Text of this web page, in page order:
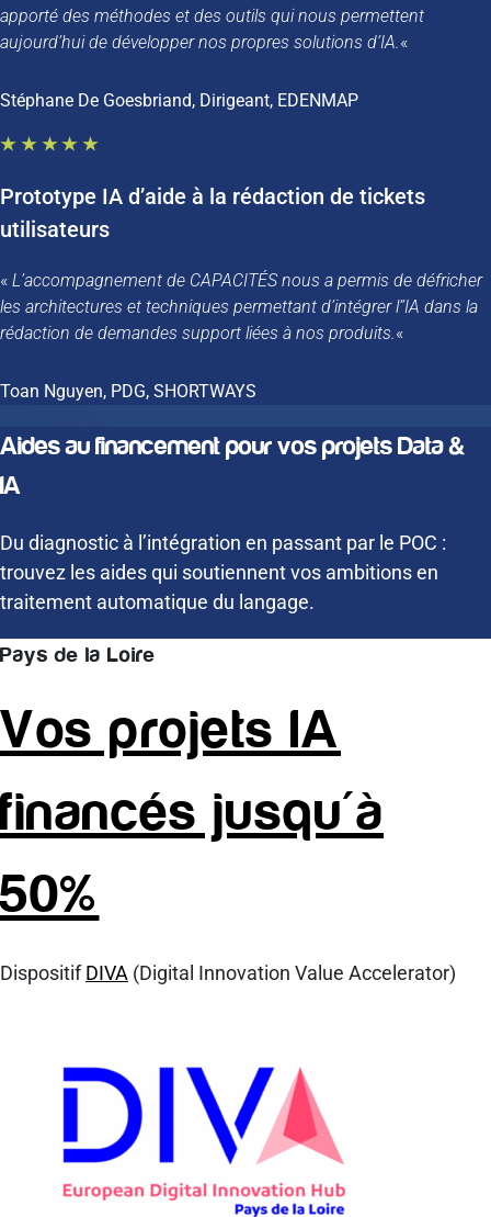
apporté des méthodes et des outils qui nous permettent
aujourd’hui de développer nos propres solutions d’IA.«
Stéphane De Goesbriand, Dirigeant, EDENMAP
★★★★★
Prototype IA d’aide à la rédaction de tickets
utilisateurs
« L’accompagnement de CAPACITÉS nous a permis de défricher
les architectures et techniques permettant d’intégrer l’’IA dans la
rédaction de demandes support liées à nos produits.«
Toan Nguyen, PDG, SHORTWAYS
Aides au financement pour vos projets Data &
IA
Du diagnostic à l’intégration en passant par le POC :
trouvez les aides qui soutiennent vos ambitions en
traitement automatique du langage.
Pays de la Loire
Vos projets IA
financés jusqu'à
50%
DispositifDIVA (Digital Innovation Value Accelerator)